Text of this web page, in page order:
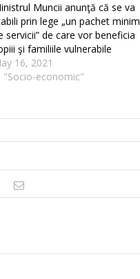
Muncii anunţă că se va
prin lege „un pachet minim
servicii” de care vor beneficia
şi familiile vulnerabile
16, 2021
"Socio-economic"